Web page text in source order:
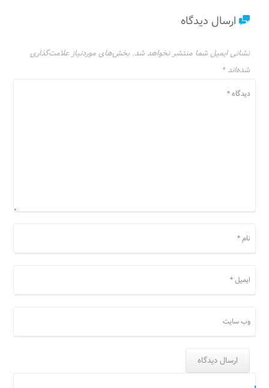
ارسال دیدگاه
نشانی ایمیل شما منتشر نخواهد شد. بخش‌های موردنیاز علامت‌گذاری
شده‌اند*